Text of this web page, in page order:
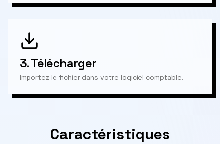
3.Télécharger
Importez le fichier dans votre logiciel comptable.
Caractéristiques